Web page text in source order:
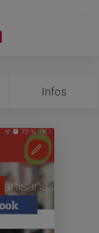
Infos